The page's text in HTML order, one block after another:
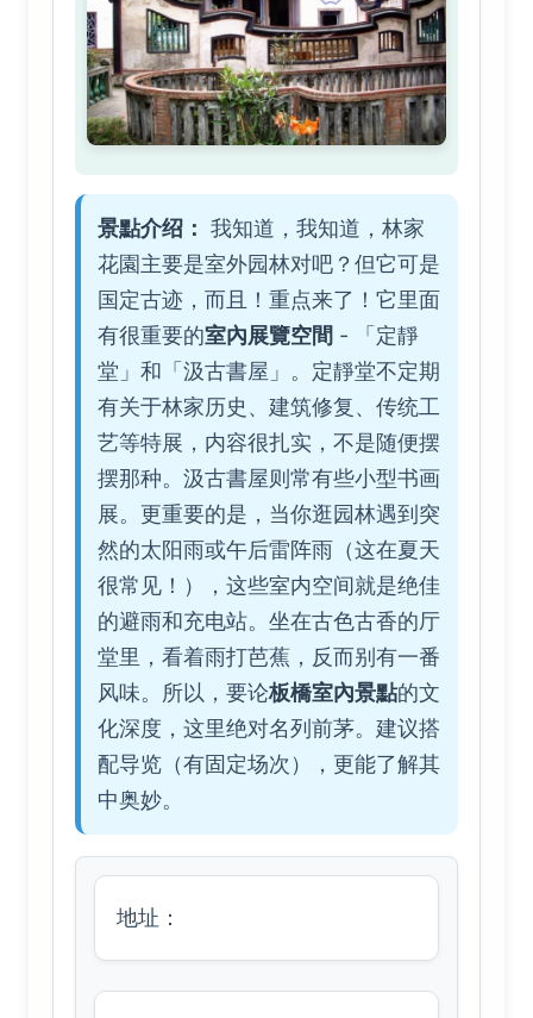
景點介绍： 我知道，我知道，林家
花園主要是室外园林对吧？但它可是
国定古迹，而且！重点来了！它里面
有很重要的室內展覽空間 - 「定靜
堂」和「汲古書屋」。定靜堂不定期
有关于林家历史、建筑修复、传统工
艺等特展，内容很扎实，不是随便摆
摆那种。汲古書屋则常有些小型书画
展。更重要的是，当你逛园林遇到突
然的太阳雨或午后雷阵雨（这在夏天
很常见！），这些室内空间就是绝佳
的避雨和充电站。坐在古色古香的厅
堂里，看着雨打芭蕉，反而别有一番
风味。所以，要论板橋室內景點的文
化深度，这里绝对名列前茅。建议搭
配导览（有固定场次），更能了解其
中奥妙。
地址：